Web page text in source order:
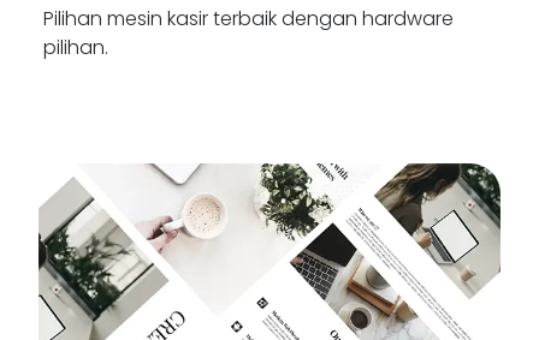
Pilihan mesin kasir terbaik dengan hardware
pilihan.